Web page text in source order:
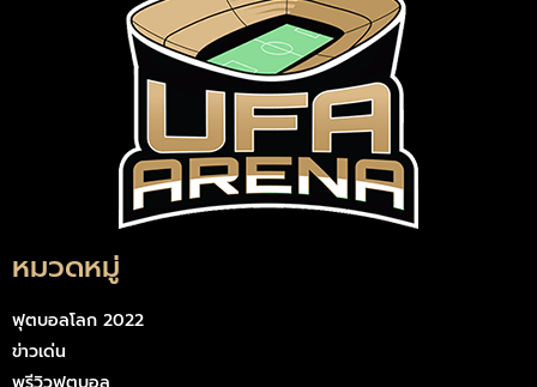
หมวดหมู่
ฟุตบอลโลก 2022
ข่าวเด่น